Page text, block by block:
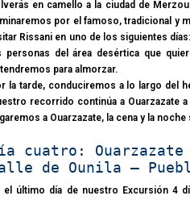
en camello a la ciudad de
por el famoso, tradicional y
Rissani en uno de los siguientes
personas del área desértica que
para almorzar.
la tarde, conduciremos a lo largo del
recorrido continúa a Ouarzazate
a Ouarzazate, la cena y la
cuatro:
de Ounila –
el último día de nuestro Excursión 4